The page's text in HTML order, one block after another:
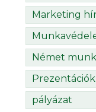
Marketing
Német
Prezentációk
pályázat